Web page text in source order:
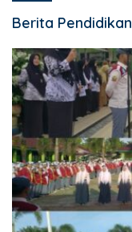
Berita Pendidikan